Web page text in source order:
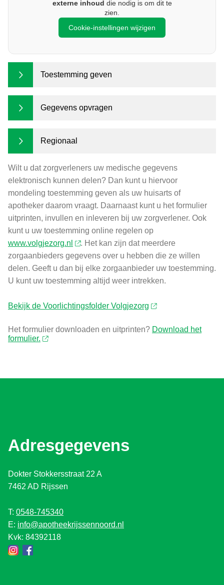
externe inhoud die nodig is om dit te
zien.
Cookie-instellingen wijzigen
Toestemming geven
Gegevens opvragen
Regionaal
Wilt u dat zorgverleners uw medische gegevens
elektronisch kunnen delen? Dan kunt u hiervoor
mondeling toestemming geven als uw huisarts of
apotheker daarom vraagt. Daarnaast kunt u het formulier
uitprinten, invullen en inleveren bij uw zorgverlener. Ook
kunt u uw toestemming online regelen op
www.volgjezorg.nl
. Het kan zijn dat meerdere
zorgaanbieders gegevens over u hebben die ze willen
delen. Geeft u dan bij elke zorgaanbieder uw toestemming.
U kunt uw toestemming altijd weer intrekken.
Bekijk de Voorlichtingsfolder Volgjezorg
Het formulier downloaden en uitprinten? Download het
formulier.
Adresgegevens
Dokter Stokkersstraat 22 A
7462 AD Rijssen
T: 0548-745340
E: info@apotheekrijssennoord.nl
Kvk: 84392118